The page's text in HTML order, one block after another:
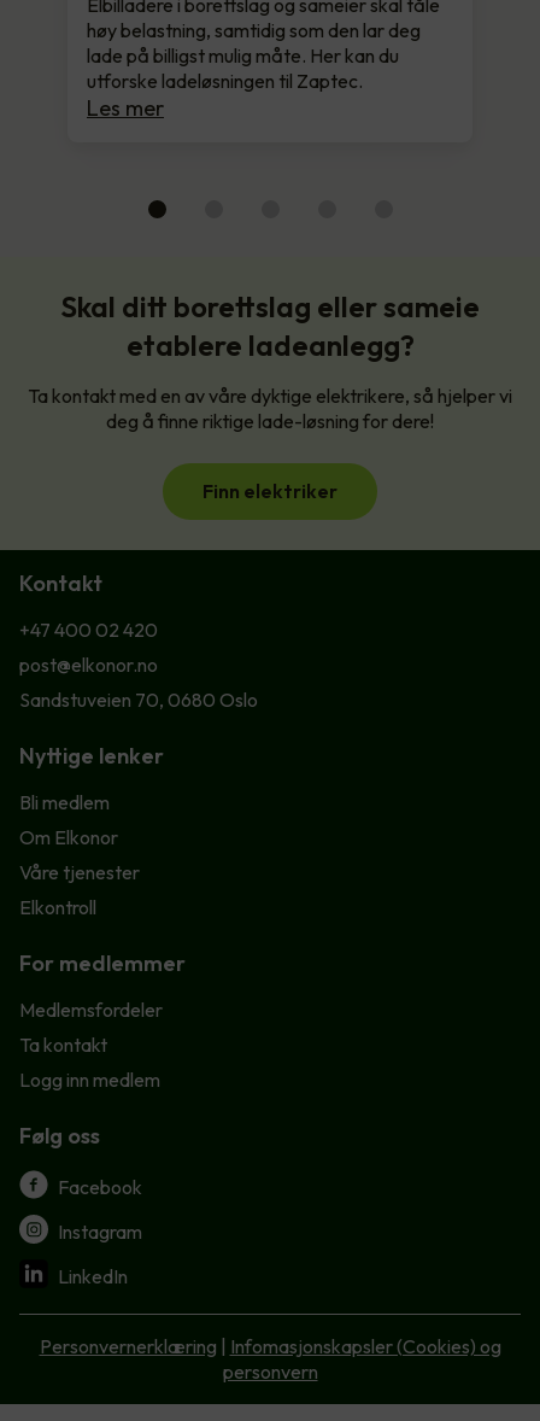
Elbilladere i borettslag og sameier skal tåle
høy belastning, samtidig som den lar deg
lade på billigst mulig måte. Her kan du
utforske ladeløsningen til Zaptec.
Les mer
Skal ditt borettslag eller sameie
etablere ladeanlegg?
Ta kontakt med en av våre dyktige elektrikere, så hjelper vi
deg å finne riktige lade-løsning for dere!
Finn elektriker
Kontakt
+47 400 02 420
post@elkonor.no
Sandstuveien 70, 0680 Oslo
Nyttige lenker
Bli medlem
Om Elkonor
Våre tjenester
Elkontroll
For medlemmer
Medlemsfordeler
Ta kontakt
Logg inn medlem
Følg oss
Facebook
Instagram
LinkedIn
Personvernerklæring
Infomasjonskapsler (Cookies) og
personvern